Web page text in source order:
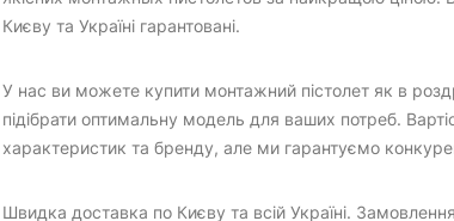
Києву та Україні гарантовані.
У нас ви можете купити монтажний пістолет як в
підібрати оптимальну модель для ваших потреб.
характеристик та бренду, але ми гарантуємо
Швидка доставка по Києву та всій Україні.